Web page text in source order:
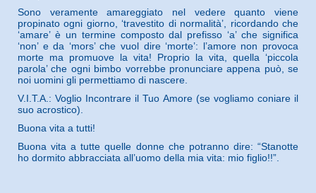
Sono veramente amareggiato nel vedere quanto viene
propinato ogni giorno, ‘travestito di normalità’, ricordando che
‘amare’ è un termine composto dal prefisso ‘a’ che significa
‘non’ e da ‘mors’ che vuol dire ‘morte’: l’amore non provoca
morte ma promuove la vita! Proprio la vita, quella ‘piccola
parola’ che ogni bimbo vorrebbe pronunciare appena può, se
noi uomini gli permettiamo di nascere.
V.I.T.A.: Voglio Incontrare il Tuo Amore (se vogliamo coniare il
suo acrostico).
Buona vita a tutti!
Buona vita a tutte quelle donne che potranno dire: “Stanotte
ho dormito abbracciata all’uomo della mia vita: mio figlio!!”.